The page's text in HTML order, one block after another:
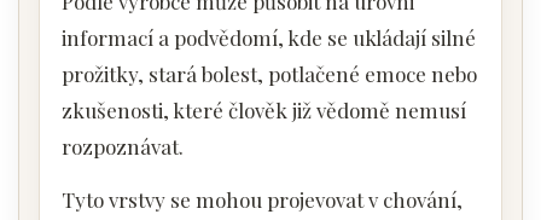
informací a podvědomí, kde se ukládají silné
prožitky, stará bolest, potlačené emoce nebo
zkušenosti, které člověk již vědomě nemusí
rozpoznávat.
Tyto vrstvy se mohou projevovat v chování,